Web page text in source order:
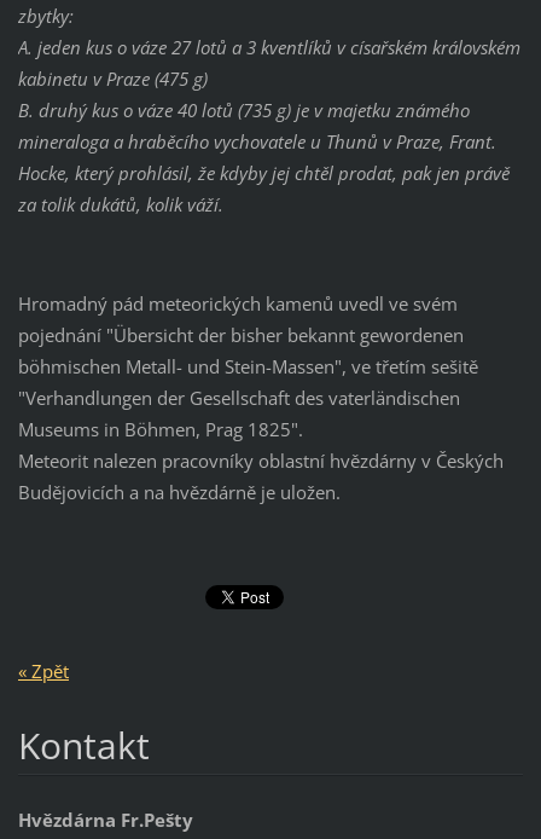
zbytky:
A. jeden kus o váze 27 lotů a 3 kventlíků v císařském královském
kabinetu v Praze (475 g)
B. druhý kus o váze 40 lotů (735 g) je v majetku známého
mineraloga a hraběcího vychovatele u Thunů v Praze, Frant.
Hocke, který prohlásil, že kdyby jej chtěl prodat, pak jen právě
za tolik dukátů, kolik váží.
Hromadný pád meteorických kamenů uvedl ve svém
pojednání "Übersicht der bisher bekannt gewordenen
böhmischen Metall- und Stein-Massen", ve třetím sešitě
"Verhandlungen der Gesellschaft des vaterländischen
Museums in Böhmen, Prag 1825".
Meteorit nalezen pracovníky oblastní hvězdárny v Českých
Budějovicích a na hvězdárně je uložen.
« Zpět
Kontakt
Hvězdárna Fr.Pešty